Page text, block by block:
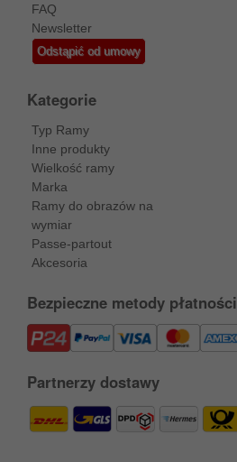
FAQ
Newsletter
Odstąpić od umowy
Kategorie
Typ Ramy
Inne produkty
Wielkość ramy
Marka
Ramy do obrazów na
wymiar
Passe-partout
Akcesoria
Bezpieczne metody płatności
Partnerzy dostawy